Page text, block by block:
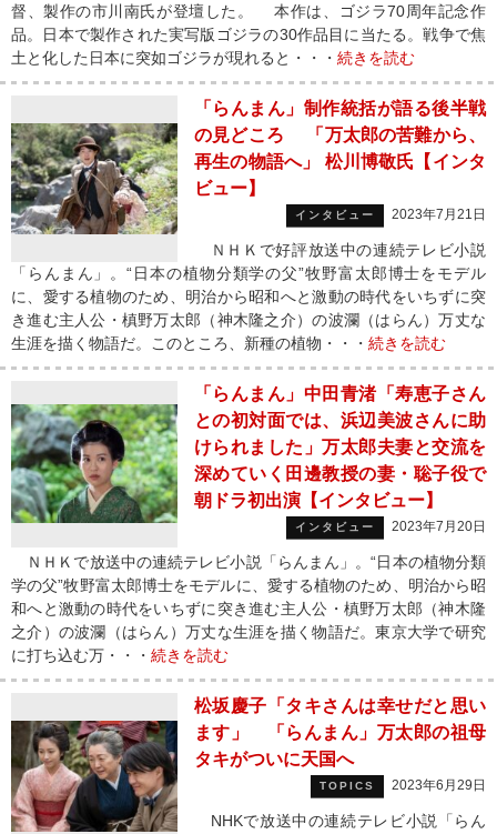
督、製作の市川南氏が登壇した。 本作は、ゴジラ70周年記念作
品。日本で製作された実写版ゴジラの30作品目に当たる。戦争で焦
土と化した日本に突如ゴジラが現れると・・・ 続きを読む
「らんまん」制作統括が語る後半戦
の見どころ 「万太郎の苦難から、
再生の物語へ」 松川博敬氏【インタ
ビュー】
インタビュー 2023年7月21日
ＮＨＫで好評放送中の連続テレビ小説
「らんまん」。“日本の植物分類学の父”牧野富太郎博士をモデル
に、愛する植物のため、明治から昭和へと激動の時代をいちずに突
き進む主人公・槙野万太郎（神木隆之介）の波瀾（はらん）万丈な
生涯を描く物語だ。このところ、新種の植物・・・ 続きを読む
「らんまん」中田青渚「寿恵子さん
との初対面では、浜辺美波さんに助
けられました」万太郎夫妻と交流を
深めていく田邊教授の妻・聡子役で
朝ドラ初出演【インタビュー】
インタビュー 2023年7月20日
ＮＨＫで放送中の連続テレビ小説「らんまん」。“日本の植物分類
学の父”牧野富太郎博士をモデルに、愛する植物のため、明治から昭
和へと激動の時代をいちずに突き進む主人公・槙野万太郎（神木隆
之介）の波瀾（はらん）万丈な生涯を描く物語だ。東京大学で研究
に打ち込む万・・・ 続きを読む
松坂慶子「タキさんは幸せだと思い
ます」 「らんまん」万太郎の祖母
タキがついに天国へ
TOPICS 2023年6月29日
NHKで放送中の連続テレビ小説「らん